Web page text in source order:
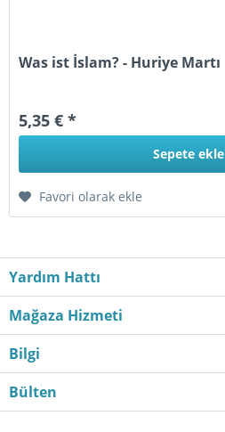
Was ist İslam? - Huriye Martı
5,35 € *
Sepete ekle
Favori olarak ekle
Yardım Hattı
Mağaza Hizmeti
Bilgi
Bülten